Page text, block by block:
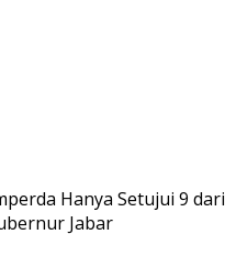
Hanya Setujui 9 dari
Jabar